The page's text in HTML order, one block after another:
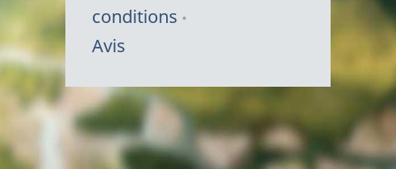
conditions
Avis
Canada